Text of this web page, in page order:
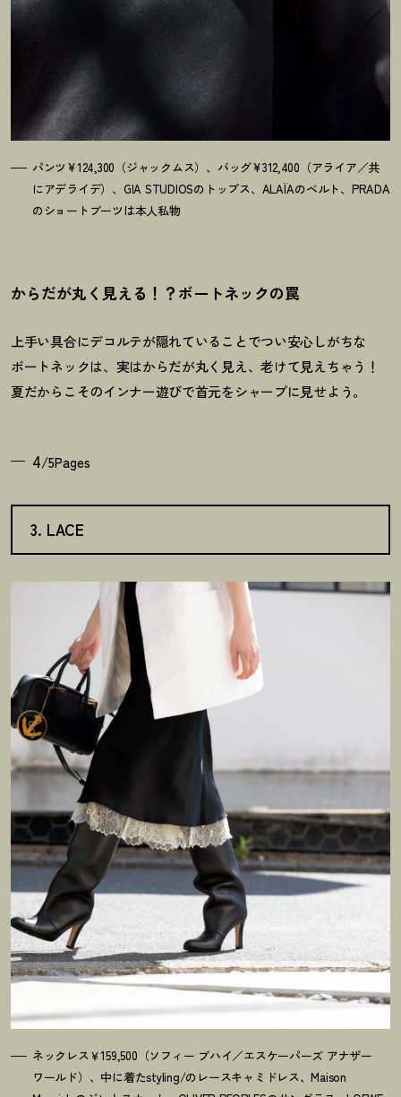
パンツ¥124,300（ジャックムス）、バッグ¥312,400（アライア／共
にアデライデ）、GIA STUDIOSのトップス、ALAÏAのベルト、PRADA
のショートブーツは本人私物
からだが丸く見える ！ ？ ボートネックの罠
上手い具合にデコルテが隠れていることでつい安心しがちな
ボートネックは、実はからだが丸く見え、老けて見えちゃう ！
夏だからこそのインナー遊びで首元をシャープに見せよう。
4/5Pages
3. LACE
ネックレス￥159,500（ソフィー ブハイ／エスケーパーズ アナザー
ワールド）、中に着たstyling/のレースキャミドレス、Maison